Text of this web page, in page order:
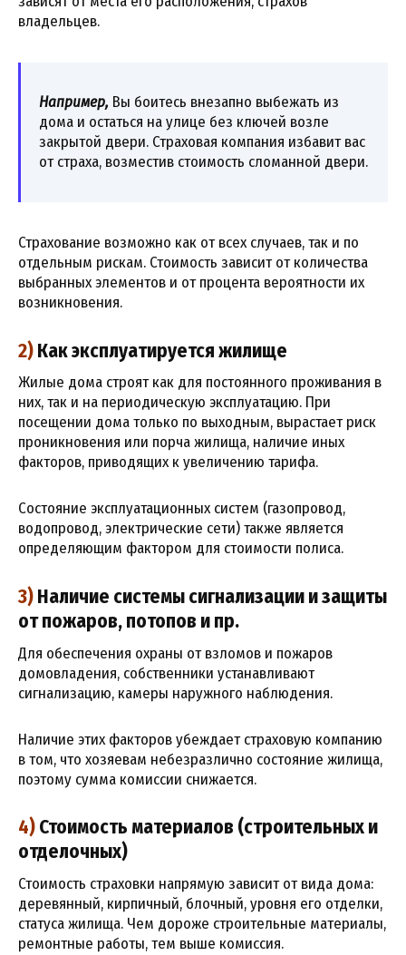
владельцев.
Например, Вы боитесь внезапно выбежать из
дома и остаться на улице без ключей возле
закрытой двери. Страховая компания избавит вас
от страха, возместив стоимость сломанной двери.
Страхование возможно как от всех случаев, так и по
отдельным рискам. Стоимость зависит от количества
выбранных элементов и от процента вероятности их
возникновения.
2)Как эксплуатируется жилище
Жилые дома строят как для постоянного проживания в
них, так и на периодическую эксплуатацию. При
посещении дома только по выходным, вырастает риск
проникновения или порча жилища, наличие иных
факторов, приводящих к увеличению тарифа.
Состояние эксплуатационных систем (газопровод,
водопровод, электрические сети) также является
определяющим фактором для стоимости полиса.
3)Наличие системы сигнализации и защиты
от пожаров, потопов и пр.
Для обеспечения охраны от взломов и пожаров
домовладения, собственники устанавливают
сигнализацию, камеры наружного наблюдения.
Наличие этих факторов убеждает страховую компанию
в том, что хозяевам небезразлично состояние жилища,
поэтому сумма комиссии снижается.
4)Стоимость материалов (строительных и
отделочных)
Стоимость страховки напрямую зависит от вида дома:
деревянный, кирпичный, блочный, уровня его отделки,
статуса жилища. Чем дороже строительные материалы,
ремонтные работы, тем выше комиссия.